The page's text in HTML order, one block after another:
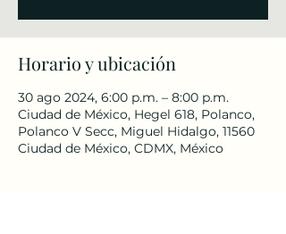
Horario y ubicación
30 ago 2024, 6:00 p.m. – 8:00 p.m.
Ciudad de México, Hegel 618, Polanco,
Polanco V Secc, Miguel Hidalgo, 11560
Ciudad de México, CDMX, México